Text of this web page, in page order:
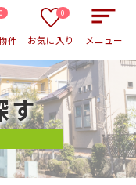
件
0
お気に入り
0
メニュー
す